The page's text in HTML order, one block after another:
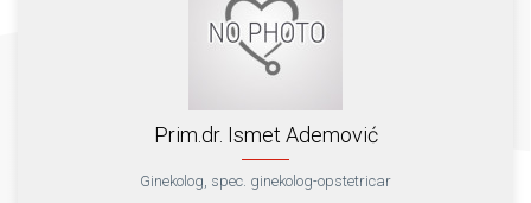
Prim.dr. Ismet Ademović
Ginekolog, spec. ginekolog-opstetricar